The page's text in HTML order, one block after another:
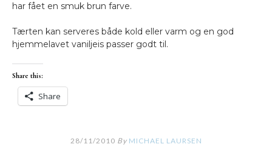
har fået en smuk brun farve.
Tærten kan serveres både kold eller varm og en god
hjemmelavet vaniljeis passer godt til.
Share this:
Share
28/11/2010 By MICHAEL LAURSEN